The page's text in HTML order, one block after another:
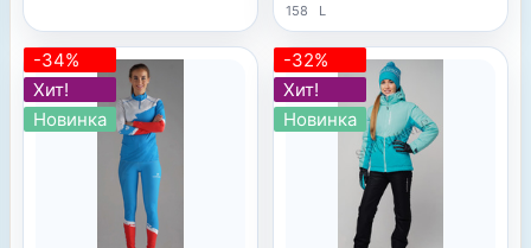
158
L
-34%
Хит!
Новинка
-32%
Хит!
Новинка